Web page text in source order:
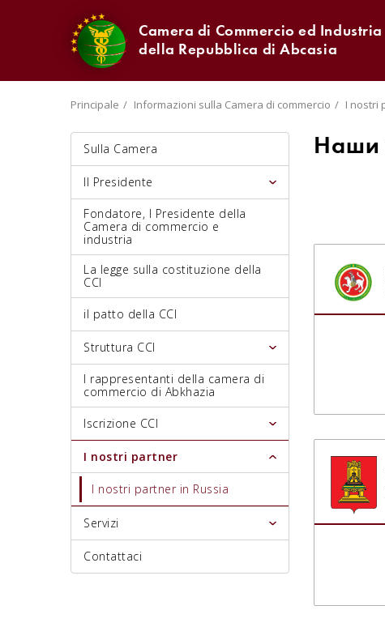
Camera di Commercio ed Industria
della Repubblica di Abcasia
Principale Informazioni sulla Camera di commercio I nostri
Sulla Camera
Il Presidente
Fondatore, I Presidente della
Camera di commercio e
industria
La legge sulla costituzione della
CCI
il patto della CCI
Struttura CCI
I rappresentanti della camera di
commercio di Abkhazia
Iscrizione CCI
I nostri partner
I nostri partner in Russia
Servizi
Contattaci
Наши